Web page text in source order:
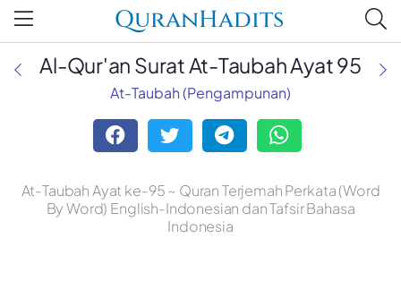
QuranHadits
Al-Qur'an Surat At-Taubah Ayat 95
At-Taubah (Pengampunan)
At-Taubah Ayat ke-95 ~ Quran Terjemah Perkata (Word
By Word) English-Indonesian dan Tafsir Bahasa
Indonesia